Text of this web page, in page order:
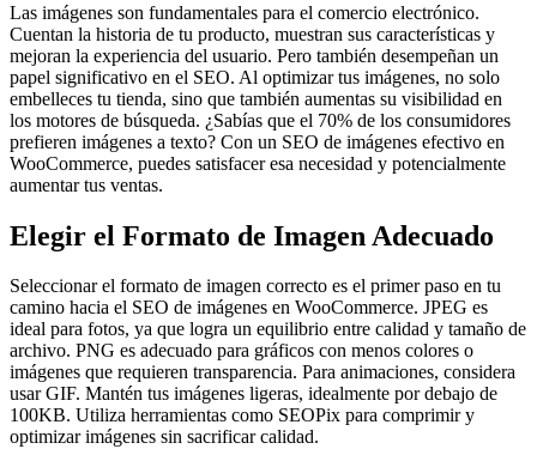
Las imágenes son fundamentales para el comercio electrónico.
Cuentan la historia de tu producto, muestran sus características y
mejoran la experiencia del usuario. Pero también desempeñan un
papel significativo en el SEO. Al optimizar tus imágenes, no solo
embelleces tu tienda, sino que también aumentas su visibilidad en
los motores de búsqueda. ¿Sabías que el 70% de los consumidores
prefieren imágenes a texto? Con un SEO de imágenes efectivo en
WooCommerce, puedes satisfacer esa necesidad y potencialmente
aumentar tus ventas.
Elegir el Formato de Imagen Adecuado
Seleccionar el formato de imagen correcto es el primer paso en tu
camino hacia el SEO de imágenes en WooCommerce. JPEG es
ideal para fotos, ya que logra un equilibrio entre calidad y tamaño de
archivo. PNG es adecuado para gráficos con menos colores o
imágenes que requieren transparencia. Para animaciones, considera
usar GIF. Mantén tus imágenes ligeras, idealmente por debajo de
100KB. Utiliza herramientas como SEOPix para comprimir y
optimizar imágenes sin sacrificar calidad.